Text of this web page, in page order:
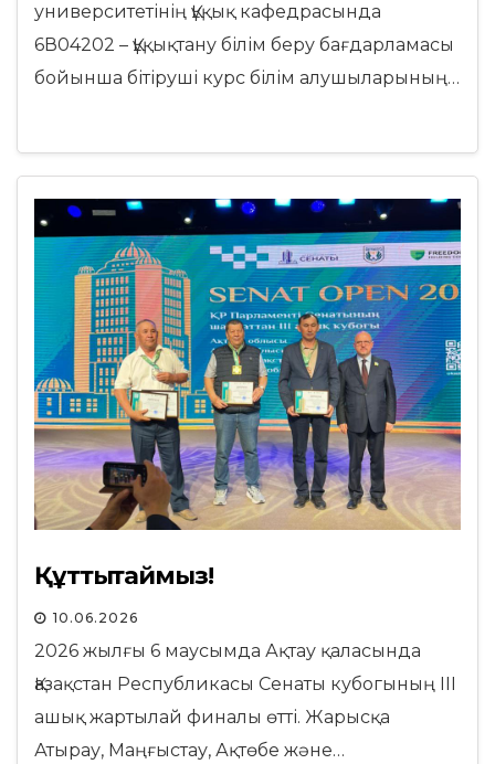
университетінің Құқық кафедрасында
6В04202 – Құқықтану білім беру бағдарламасы
бойынша бітіруші курс білім алушыларының…
Құттықтаймыз!
10.06.2026
2026 жылғы 6 маусымда Ақтау қаласында
Қазақстан Республикасы Сенаты кубогының III
ашық жартылай финалы өтті. Жарысқа
Атырау, Маңғыстау, Ақтөбе және…